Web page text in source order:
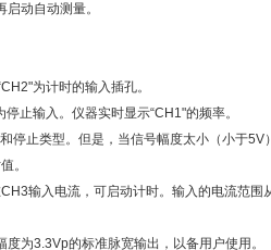
动自动测量。
为计时的输入插孔。
止输入。仪器实时显示“CH1"的频率。
停止类型。但是，当信号幅度太小（小于
。
输入电流，可启动计时。输入的电流范
为3.3Vp的标准脉宽输出，以备用户使用。